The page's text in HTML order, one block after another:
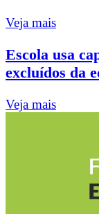
Veja mais
Escola usa
excluídos da
Veja mais